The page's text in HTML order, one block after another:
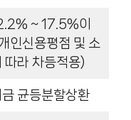
~ 17.5%이
인신용평점 및 소
따라 차등적용)
균등분할상환